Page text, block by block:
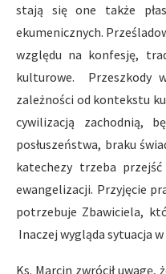
stają się one także
ekumenicznych.
względu na konfesję,
kulturowe. Przeszkody
zależności od kontekstu
cywilizacją zachodnią,
posłuszeństwa, braku
katechezy trzeba
ewangelizacji. Przyjęcie
potrzebuje Zbawiciela,
Inaczej wygląda sytuacja
Ks. Marcin zwrócił uwagę,